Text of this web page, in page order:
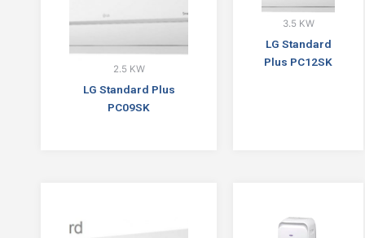
2.5 KW
LG Standard Plus
PC09SK
3.5 KW
LG Standard
Plus PC12SK